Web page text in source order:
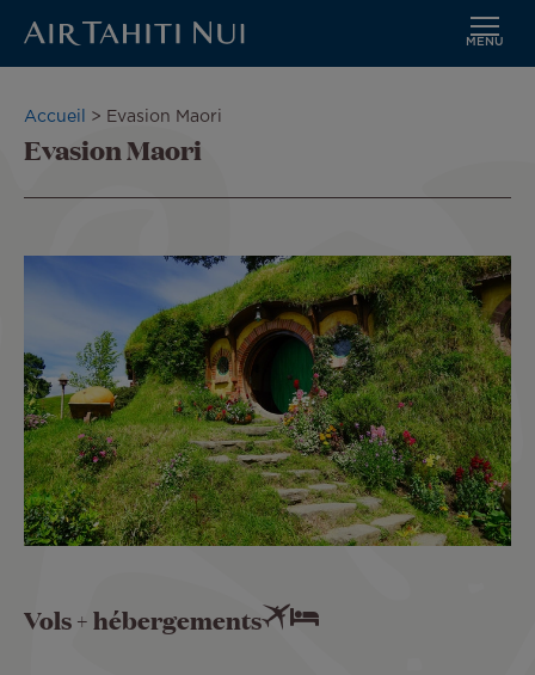
principal
MENU
Fil
d'Ariane
Accueil Evasion Maori
Evasion Maori
Vols + hébergements